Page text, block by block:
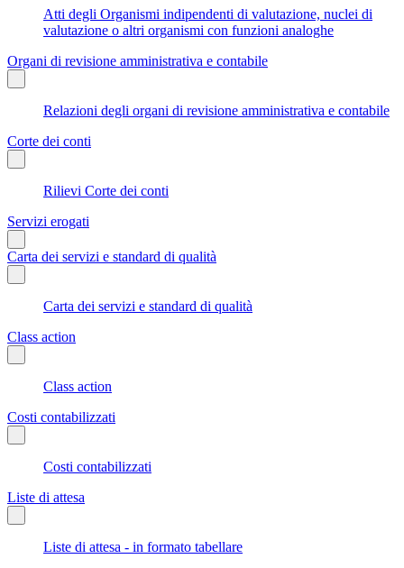
Atti degli Organismi indipendenti di valutazione, nuclei di
valutazione o altri organismi con funzioni analoghe
Organi di revisione amministrativa e contabile
Relazioni degli organi di revisione amministrativa e contabile
Corte dei conti
Rilievi Corte dei conti
Servizi erogati
Carta dei servizi e standard di qualità
Carta dei servizi e standard di qualità
Class action
Class action
Costi contabilizzati
Costi contabilizzati
Liste di attesa
Liste di attesa - in formato tabellare